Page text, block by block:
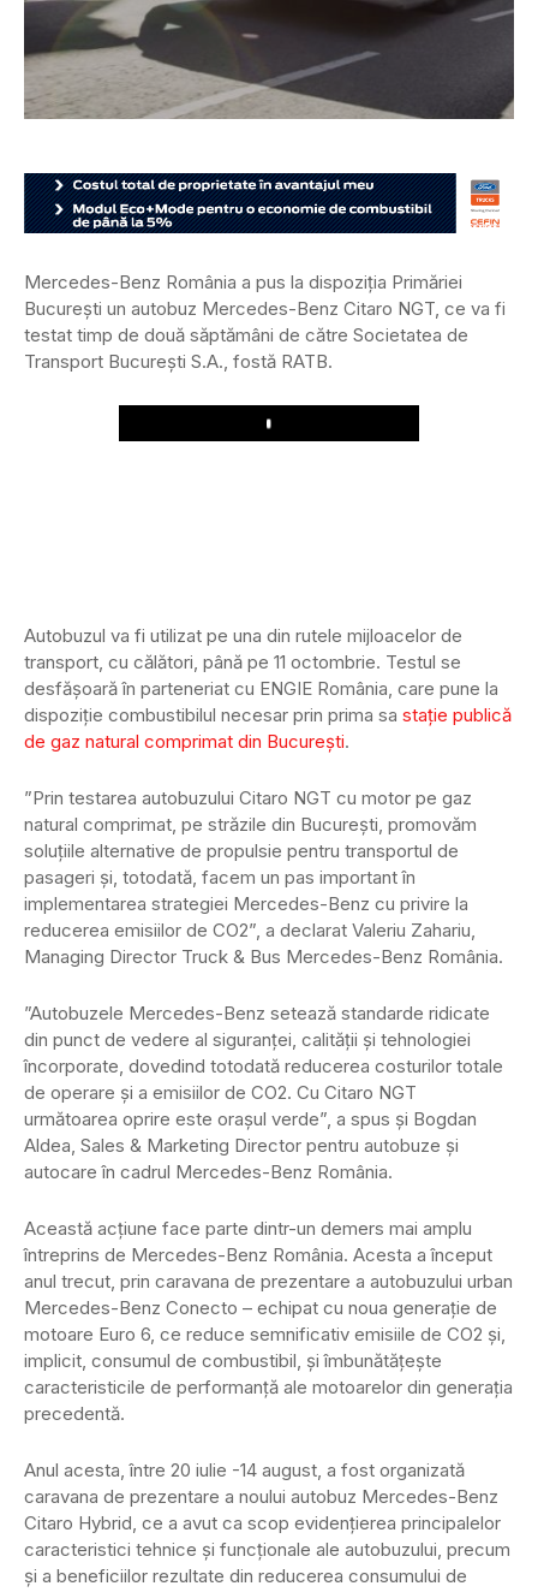
Mercedes-Benz România a pus la dispoziţia Primăriei
București un autobuz Mercedes-Benz Citaro NGT, ce va fi
testat timp de două săptămâni de către Societatea de
Transport București S.A., fostă RATB.
Play
Autobuzul va fi utilizat pe una din rutele mijloacelor de
transport, cu călători, până pe 11 octombrie. Testul se
desfășoară în parteneriat cu ENGIE România, care pune la
dispoziţie combustibilul necesar prin prima sa stație publică
de gaz natural comprimat din București.
”Prin testarea autobuzului Citaro NGT cu motor pe gaz
natural comprimat, pe străzile din București, promovăm
soluţiile alternative de propulsie pentru transportul de
pasageri şi, totodată, facem un pas important în
implementarea strategiei Mercedes-Benz cu privire la
reducerea emisiilor de CO2”, a declarat Valeriu Zahariu,
Managing Director Truck & Bus Mercedes-Benz România.
”Autobuzele Mercedes-Benz setează standarde ridicate
din punct de vedere al siguranţei, calităţii şi tehnologiei
încorporate, dovedind totodată reducerea costurilor totale
de operare şi a emisiilor de CO2. Cu Citaro NGT
următoarea oprire este oraşul verde”, a spus și Bogdan
Aldea, Sales & Marketing Director pentru autobuze şi
autocare în cadrul Mercedes-Benz România.
Această acţiune face parte dintr-un demers mai amplu
întreprins de Mercedes-Benz România. Acesta a început
anul trecut, prin caravana de prezentare a autobuzului urban
Mercedes-Benz Conecto – echipat cu noua generaţie de
motoare Euro 6, ce reduce semnificativ emisiile de CO2 şi,
implicit, consumul de combustibil, şi îmbunătăţeşte
caracteristicile de performanță ale motoarelor din generaţia
precedentă.
Anul acesta, între 20 iulie -14 august, a fost organizată
caravana de prezentare a noului autobuz Mercedes-Benz
Citaro Hybrid, ce a avut ca scop evidenţierea principalelor
caracteristici tehnice şi funcţionale ale autobuzului, precum
şi a beneficiilor rezultate din reducerea consumului de